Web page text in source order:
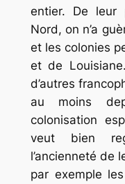
entier. De leur
Nord, on n’a
et les colonies
et de
d’autres
au moins
colonisation
veut bien
l’ancienneté de
par exemple